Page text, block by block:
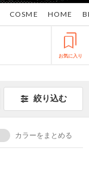
COSME HOME
お気に入り
絞り込む
カラーをまとめる